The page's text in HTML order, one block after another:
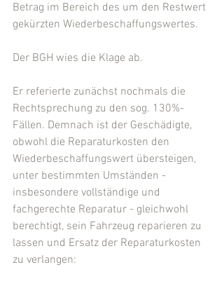
Betrag im Bereich des um den Restwert
gekürzten Wiederbeschaffungswertes.
Der BGH wies die Klage ab.
Er referierte zunächst nochmals die
Rechtsprechung zu den sog. 130%-
Fällen. Demnach ist der Geschädigte,
obwohl die Reparaturkosten den
Wiederbeschaffungswert übersteigen,
unter bestimmten Umständen -
insbesondere vollständige und
fachgerechte Reparatur - gleichwohl
berechtigt, sein Fahrzeug reparieren zu
lassen und Ersatz der Reparaturkosten
zu verlangen: